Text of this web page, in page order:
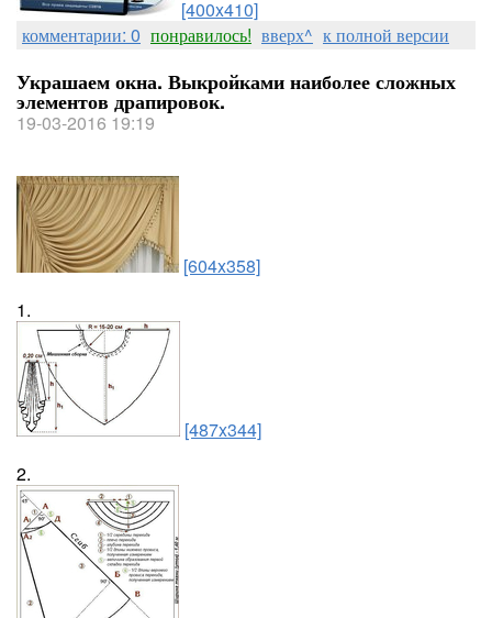
[400x410]
комментарии: 0 понравилось! вверх^ к полной версии
Украшаем окна. Выкройками наиболее сложных
элементов драпировок.
19-03-2016 19:19
[604x358]
1.
[487x344]
2.